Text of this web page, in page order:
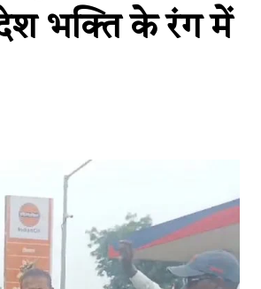
देश भक्ति के रंग में